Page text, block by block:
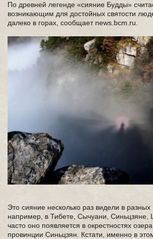
По древней легенде «сияние Будды»
возникающим для достойных святости
далеко в горах, сообщает news.bcm.ru.
Это сияние несколько раз видели в разных
например, в Тибете, Сычуани, Синьцзяне,
часто оно появляется в окрестностях
провинции Синьцзян. Кстати, именно в